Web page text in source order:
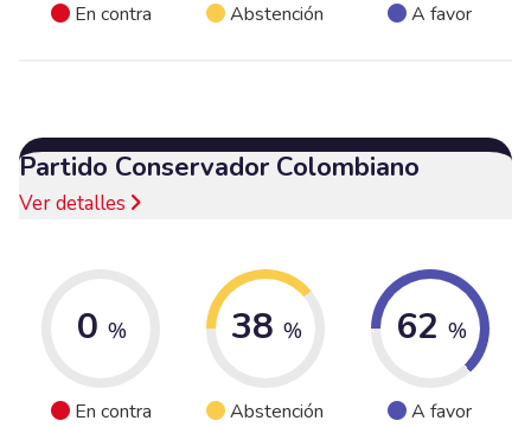
En contra Abstención A favor
Partido Conservador Colombiano
Ver detalles
0 %
En contra
38 %
Abstención
62 %
A favor